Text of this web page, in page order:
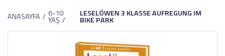
ANASAYFA 6-10
YAŞ
LESELÖWEN 3 KLASSE AUFREGUNG IM
BIKE PARK